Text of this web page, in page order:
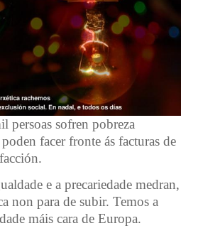
persoas sofren pobreza
facer fronte ás facturas de
e a precariedade medran,
non para de subir. Temos a
máis cara de Europa.